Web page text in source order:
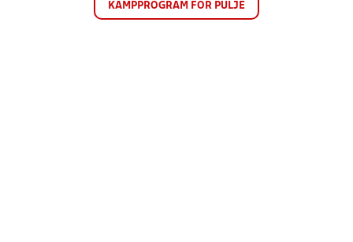
KAMPPROGRAM FOR PULJE